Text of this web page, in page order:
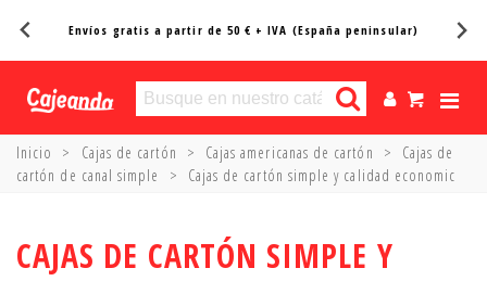
Envíos gratis a partir de 50 € + IVA (España peninsular)
Inicio > Cajas de cartón > Cajas americanas de cartón >
Cajas de
cartón de canal simple
> Cajas de cartón simple y calidad economic
CAJAS DE CARTÓN SIMPLE Y